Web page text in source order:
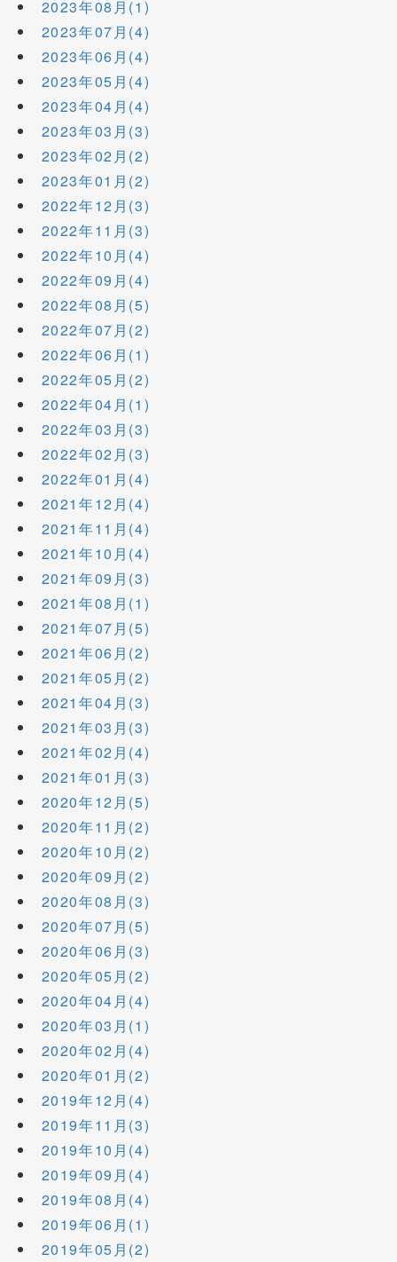
2023年08月(1)
2023年07月(4)
2023年06月(4)
2023年05月(4)
2023年04月(4)
2023年03月(3)
2023年02月(2)
2023年01月(2)
2022年12月(3)
2022年11月(3)
2022年10月(4)
2022年09月(4)
2022年08月(5)
2022年07月(2)
2022年06月(1)
2022年05月(2)
2022年04月(1)
2022年03月(3)
2022年02月(3)
2022年01月(4)
2021年12月(4)
2021年11月(4)
2021年10月(4)
2021年09月(3)
2021年08月(1)
2021年07月(5)
2021年06月(2)
2021年05月(2)
2021年04月(3)
2021年03月(3)
2021年02月(4)
2021年01月(3)
2020年12月(5)
2020年11月(2)
2020年10月(2)
2020年09月(2)
2020年08月(3)
2020年07月(5)
2020年06月(3)
2020年05月(2)
2020年04月(4)
2020年03月(1)
2020年02月(4)
2020年01月(2)
2019年12月(4)
2019年11月(3)
2019年10月(4)
2019年09月(4)
2019年08月(4)
2019年06月(1)
2019年05月(2)